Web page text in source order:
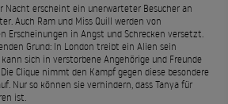
Nacht erscheint ein unerwarteter Besucher an
Auch Ram und Miss Quill werden von
Erscheinungen in Angst und Schrecken versetzt.
Grund: In London treibt ein Alien sein
kann sich in verstorbene Angehörige und Freunde
Clique nimmt den Kampf gegen diese besondere
Nur so können sie verhindern, dass Tanya für
ist.